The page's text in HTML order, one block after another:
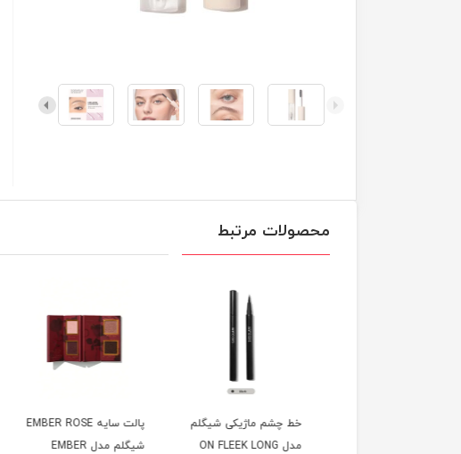
محصولات مرتبط
خط چشم ماژیکی شیگلم
مدل ON FLEEK LONG
پالت سایه EMBER ROSE
شیگلم مدل EMBER